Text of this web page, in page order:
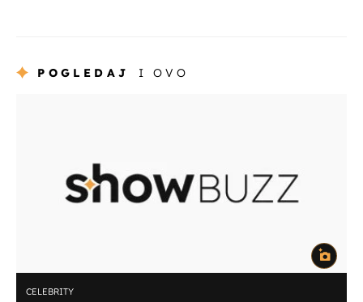
POGLEDAJ I OVO
CELEBRITY